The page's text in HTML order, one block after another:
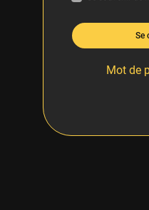
Se
Mot de